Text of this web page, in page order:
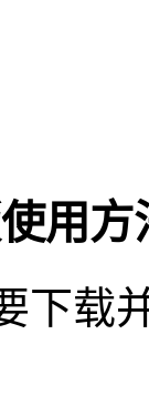
用方
下载